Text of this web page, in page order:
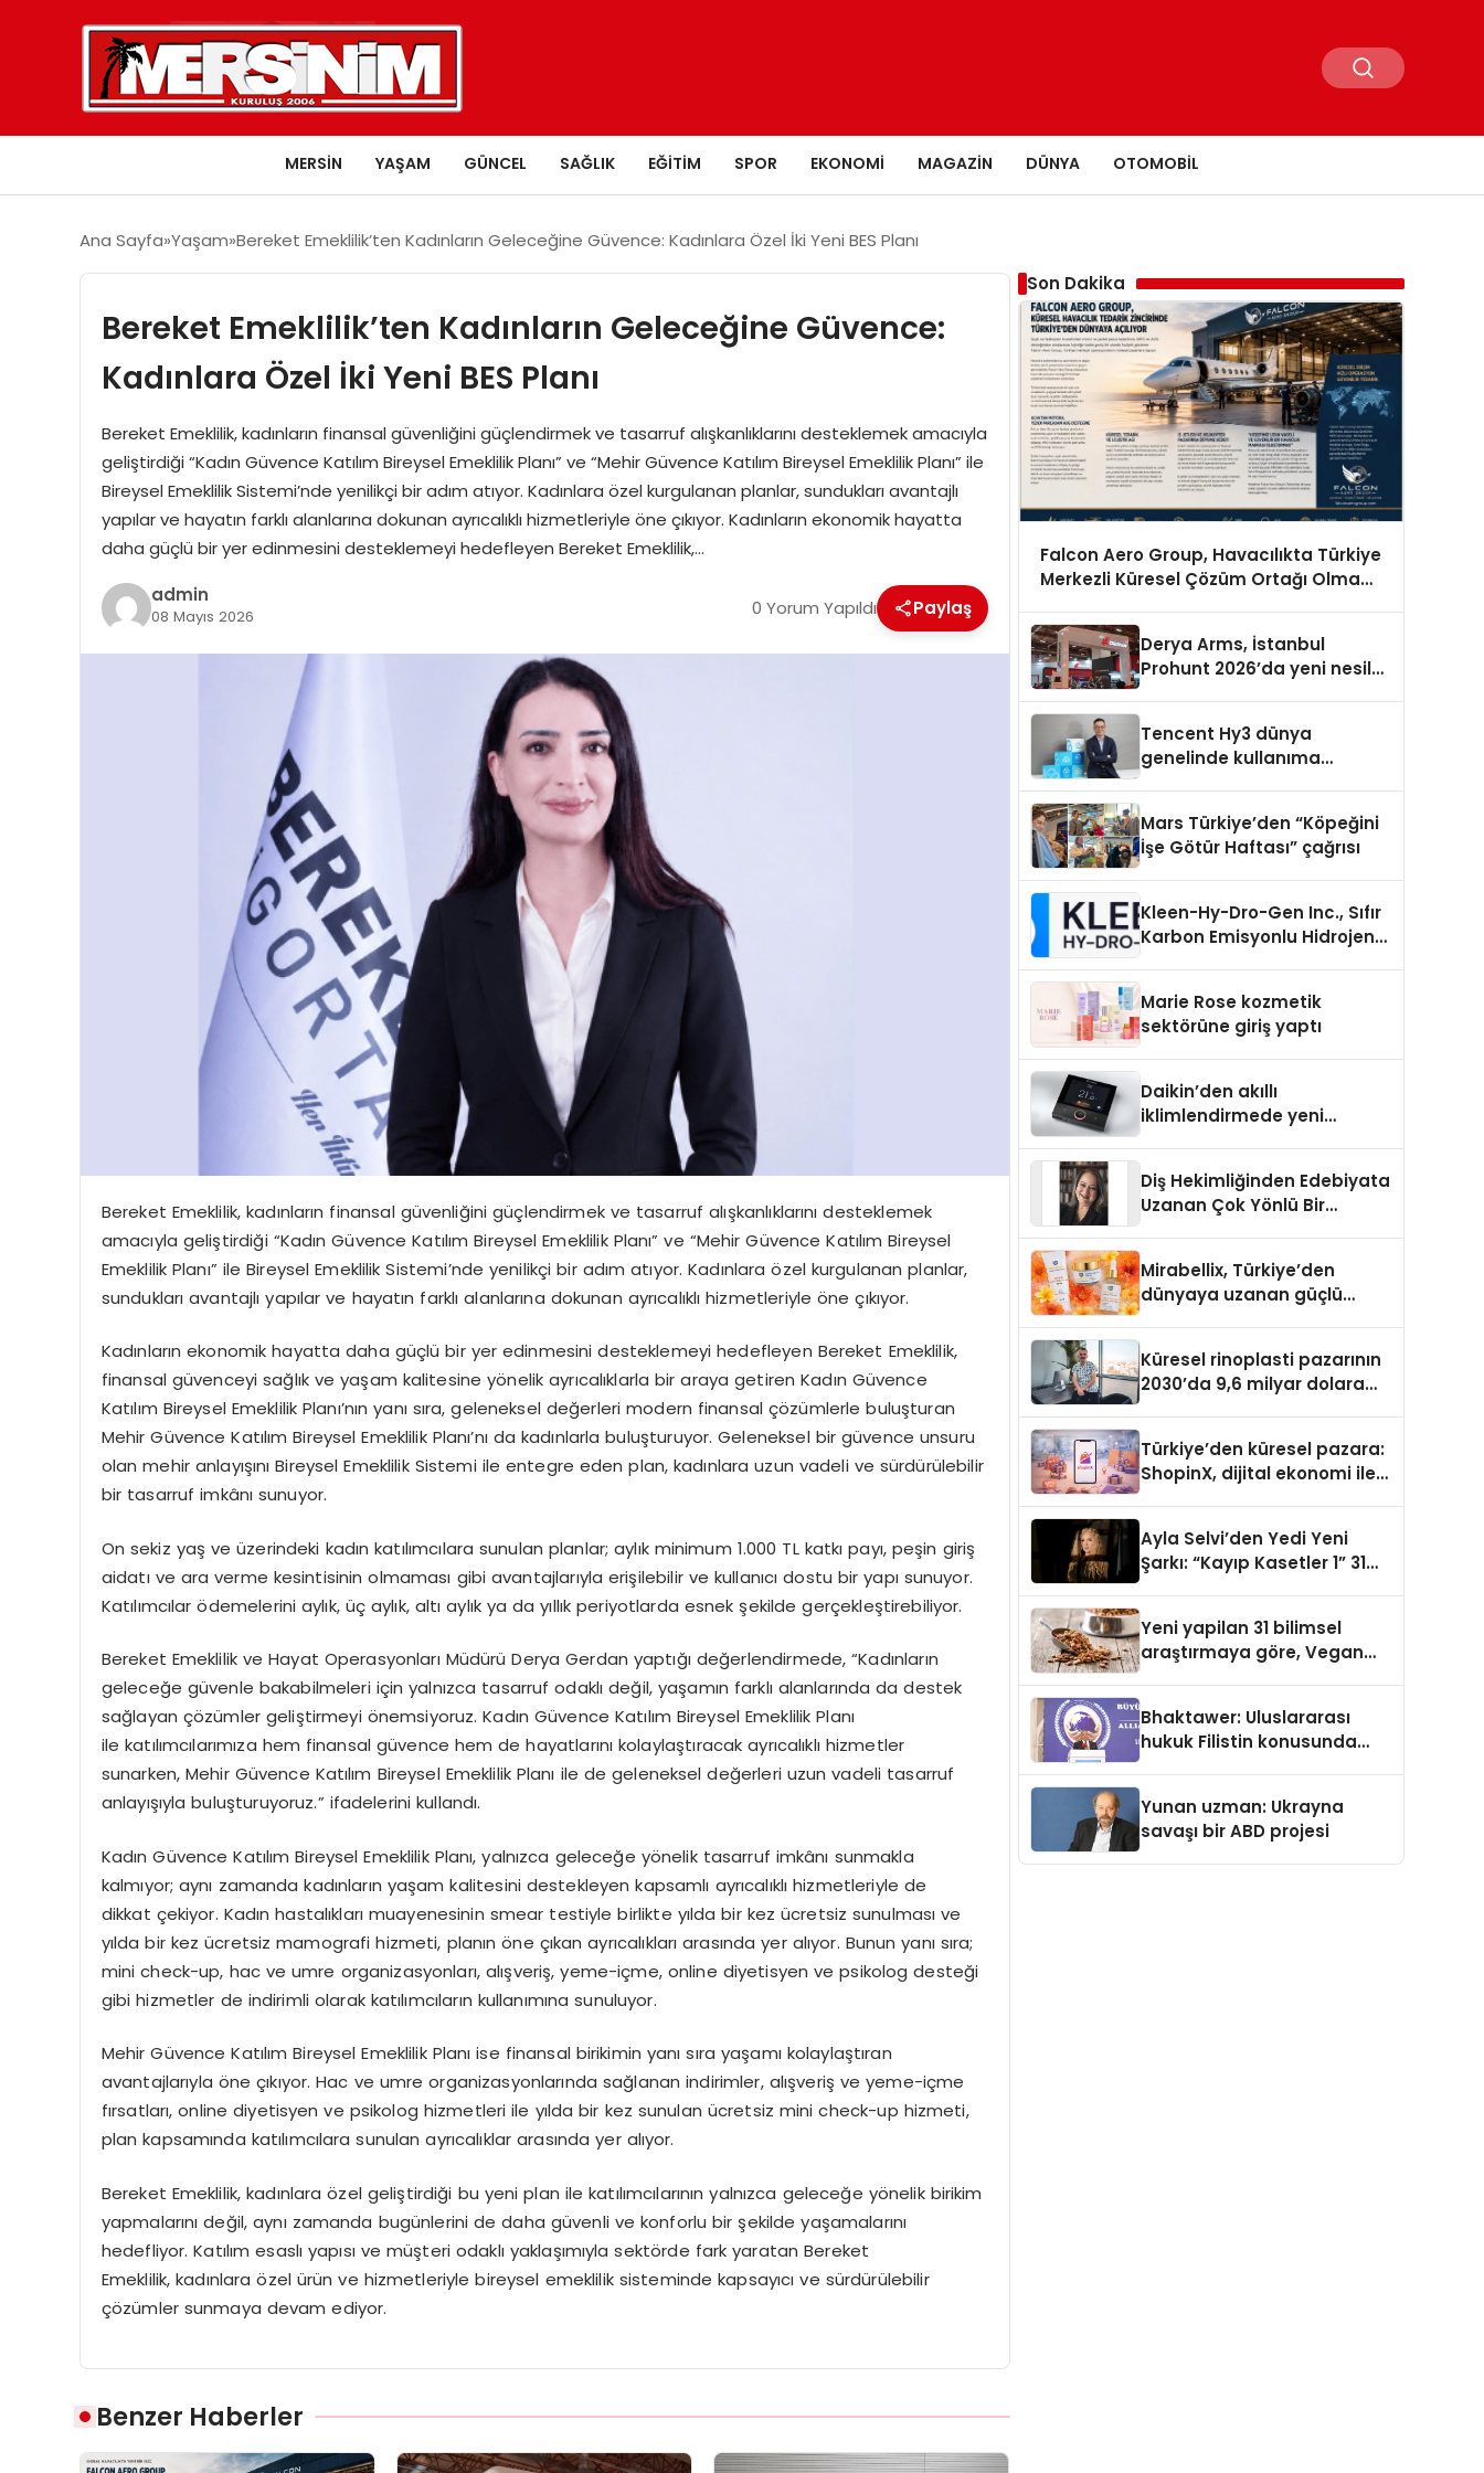
MERSIN YAŞAM GÜNCEL SAĞLIK EĞITIM SPOR EKONOMI MAGAZIN DÜNYA OTOMOBIL
Ana Sayfa Yaşam Bereket Emeklilik’ten Kadınların Geleceğine Güvence: Kadınlara Özel İki Yeni BES Planı
Bereket Emeklilik’ten Kadınların Geleceğine Güvence:
Kadınlara Özel İki Yeni BES Planı
Bereket Emeklilik, kadınların finansal güvenliğini güçlendirmek ve tasarruf alışkanlıklarını desteklemek amacıyla
geliştirdiği “Kadın Güvence Katılım Bireysel Emeklilik Planı” ve “Mehir Güvence Katılım Bireysel Emeklilik Planı” ile
Bireysel Emeklilik Sistemi’nde yenilikçi bir adım atıyor. Kadınlara özel kurgulanan planlar, sundukları avantajlı
yapılar ve hayatın farklı alanlarına dokunan ayrıcalıklı hizmetleriyle öne çıkıyor. Kadınların ekonomik hayatta
daha güçlü bir yer edinmesini desteklemeyi hedefleyen Bereket Emeklilik,…
admin
08 Mayıs 2026 0 Yorum Yapıldı Paylaş
Bereket Emeklilik, kadınların finansal güvenliğini güçlendirmek ve tasarruf alışkanlıklarını desteklemek
amacıyla geliştirdiği “Kadın Güvence Katılım Bireysel Emeklilik Planı” ve “Mehir Güvence Katılım Bireysel
Emeklilik Planı” ile Bireysel Emeklilik Sistemi’nde yenilikçi bir adım atıyor. Kadınlara özel kurgulanan planlar,
sundukları avantajlı yapılar ve hayatın farklı alanlarına dokunan ayrıcalıklı hizmetleriyle öne çıkıyor.
Kadınların ekonomik hayatta daha güçlü bir yer edinmesini desteklemeyi hedefleyen Bereket Emeklilik,
finansal güvenceyi sağlık ve yaşam kalitesine yönelik ayrıcalıklarla bir araya getiren Kadın Güvence
Katılım Bireysel Emeklilik Planı’nın yanı sıra, geleneksel değerleri modern finansal çözümlerle buluşturan
Mehir Güvence Katılım Bireysel Emeklilik Planı’nı da kadınlarla buluşturuyor. Geleneksel bir güvence unsuru
olanmehir anlayışını Bireysel Emeklilik Sistemi ile entegre eden plan, kadınlara uzun vadeli ve sürdürülebilir
bir tasarruf imkânı sunuyor.
On sekiz yaş ve üzerindeki kadın katılımcılara sunulan planlar; aylık minimum 1.000 TL katkı payı, peşin giriş
aidatı ve ara verme kesintisinin olmaması gibi avantajlarıyla erişilebilir ve kullanıcı dostu bir yapı sunuyor.
Katılımcılar ödemelerini aylık, üç aylık, altı aylık ya da yıllık periyotlarda esnek şekilde gerçekleştirebiliyor.
Bereket Emeklilik ve Hayat Operasyonları Müdürü Derya Gerdan yaptığı değerlendirmede, “Kadınların
geleceğe güvenle bakabilmeleri için yalnızca tasarruf odaklı değil, yaşamın farklı alanlarında da destek
sağlayan çözümler geliştirmeyi önemsiyoruz. Kadın Güvence Katılım Bireysel Emeklilik Planı
ile katılımcılarımıza hem finansal güvence hem de hayatlarını kolaylaştıracak ayrıcalıklı hizmetler
sunarken, Mehir Güvence Katılım Bireysel Emeklilik Planı ile de geleneksel değerleri uzun vadeli tasarruf
anlayışıyla buluşturuyoruz.” ifadelerini kullandı.
Kadın Güvence Katılım Bireysel Emeklilik Planı, yalnızca geleceğe yönelik tasarruf imkânı sunmakla
kalmıyor; aynı zamanda kadınların yaşam kalitesini destekleyen kapsamlı ayrıcalıklı hizmetleriyle de
dikkat çekiyor. Kadın hastalıkları muayenesinin smear testiyle birlikte yılda bir kez ücretsiz sunulması ve
yılda bir kez ücretsiz mamografi hizmeti, planın öne çıkan ayrıcalıkları arasında yer alıyor. Bunun yanı sıra;
mini check-up, hac ve umre organizasyonları, alışveriş, yeme-içme, online diyetisyen ve psikolog desteği
gibi hizmetler de indirimli olarak katılımcıların kullanımına sunuluyor.
Mehir Güvence Katılım Bireysel Emeklilik Planı ise finansal birikimin yanı sıra yaşamı kolaylaştıran
avantajlarıyla öne çıkıyor. Hac ve umre organizasyonlarında sağlanan indirimler, alışveriş ve yeme-içme
fırsatları, online diyetisyen ve psikolog hizmetleri ile yılda bir kez sunulan ücretsiz mini check-up hizmeti,
plan kapsamında katılımcılara sunulan ayrıcalıklar arasında yer alıyor.
Bereket Emeklilik, kadınlara özel geliştirdiği bu yeni plan ile katılımcılarının yalnızca geleceğe yönelik birikim
yapmalarını değil, aynı zamanda bugünlerini de daha güvenli ve konforlu bir şekilde yaşamalarını
hedefliyor. Katılım esaslı yapısı ve müşteri odaklı yaklaşımıyla sektörde fark yaratan Bereket
Emeklilik, kadınlara özel ürün ve hizmetleriyle bireysel emeklilik sisteminde kapsayıcı ve sürdürülebilir
çözümler sunmaya devam ediyor.
Benzer Haberler
Son Dakika
Falcon Aero Group, Havacılıkta Türkiye
Merkezli Küresel Çözüm Ortağı Olma
Derya Arms, İstanbul
Prohunt 2026’da yeni nesil
Tencent Hy3 dünya
genelinde kullanıma
Mars Türkiye’den “Köpeğini
İşe Götür Haftası” çağrısı
Kleen-Hy-Dro-Gen Inc., Sıfır
Karbon Emisyonlu Hidrojen
Aldı
Marie Rose kozmetik
sektörüne giriş yaptı
Daikin’den akıllı
iklimlendirmede yeni
Diş Hekimliğinden Edebiyata
Uzanan Çok Yönlü Bir
Mirabellix, Türkiye’den
dünyaya uzanan güçlü
Küresel rinoplasti pazarının
2030’da 9,6 milyar dolara
Türkiye’den küresel pazara:
ShopinX, dijital ekonomi ile
Ayla Selvi’den Yedi Yeni
Şarkı: “Kayıp Kasetler 1” 31
Yeni yapilan 31 bilimsel
araştırmaya göre, Vegan
Sindirildiğini Ortaya Koydu
Bhaktawer: Uluslararası
hukuk Filistin konusunda
Yunan uzman: Ukrayna
savaşı bir ABD projesi